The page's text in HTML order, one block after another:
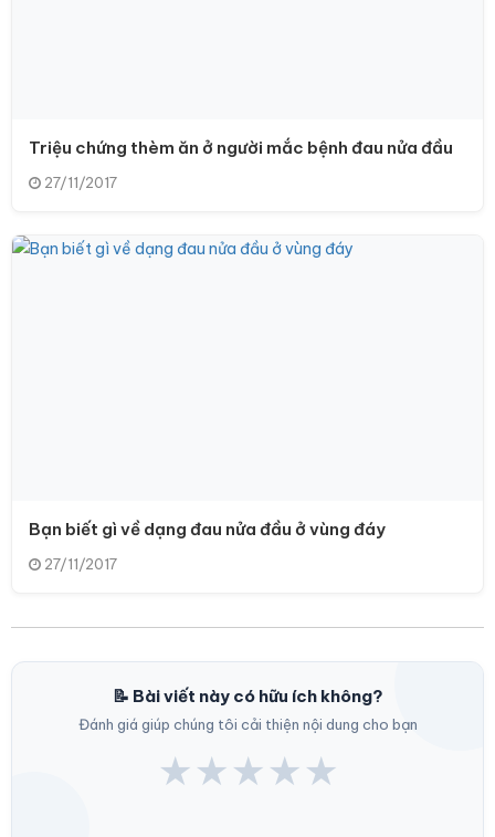
Triệu chứng thèm ăn ở người mắc bệnh đau nửa đầu
27/11/2017
Bạn biết gì về dạng đau nửa đầu ở vùng đáy
27/11/2017
📝 Bài viết này có hữu ích không?
Đánh giá giúp chúng tôi cải thiện nội dung cho bạn
★★★★★